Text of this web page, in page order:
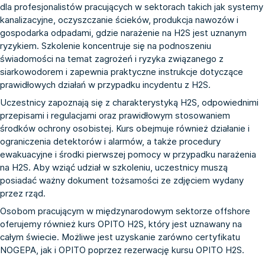
dla profesjonalistów pracujących w sektorach takich jak systemy
kanalizacyjne, oczyszczanie ścieków, produkcja nawozów i
gospodarka odpadami, gdzie narażenie na H2S jest uznanym
ryzykiem. Szkolenie koncentruje się na podnoszeniu
świadomości na temat zagrożeń i ryzyka związanego z
siarkowodorem i zapewnia praktyczne instrukcje dotyczące
prawidłowych działań w przypadku incydentu z H2S.
Uczestnicy zapoznają się z charakterystyką H2S, odpowiednimi
przepisami i regulacjami oraz prawidłowym stosowaniem
środków ochrony osobistej. Kurs obejmuje również działanie i
ograniczenia detektorów i alarmów, a także procedury
ewakuacyjne i środki pierwszej pomocy w przypadku narażenia
na H2S. Aby wziąć udział w szkoleniu, uczestnicy muszą
posiadać ważny dokument tożsamości ze zdjęciem wydany
przez rząd.
Osobom pracującym w międzynarodowym sektorze offshore
oferujemy również kurs OPITO H2S, który jest uznawany na
całym świecie. Możliwe jest uzyskanie zarówno certyfikatu
NOGEPA, jak i OPITO poprzez rezerwację kursu OPITO H2S.